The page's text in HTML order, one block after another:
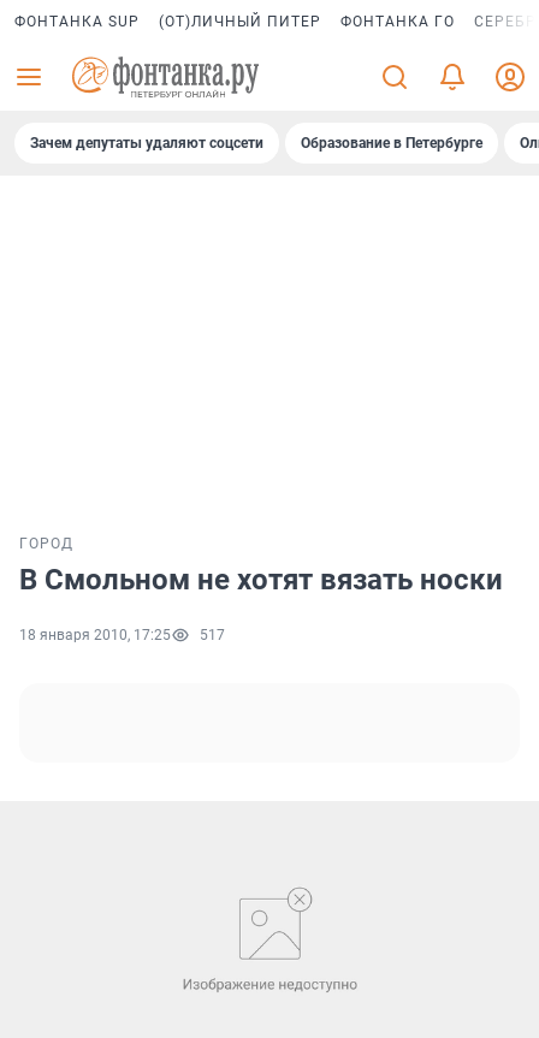
ФОНТАНКА SUP (ОТ)ЛИЧНЫЙ ПИТЕР ФОНТАНКА ГО
Зачем депутаты удаляют соцсети Образование в Петербурге
ГОРОД
В Смольном не хотят вязать носки
18 января 2010, 17:25 517